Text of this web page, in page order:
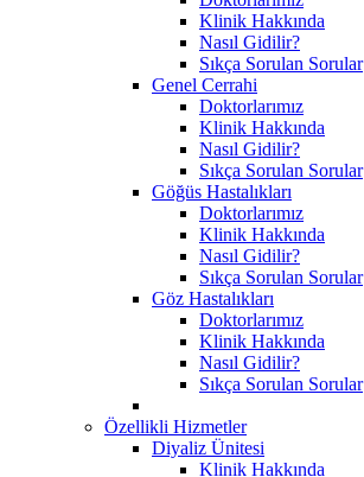
Klinik Hakkında
Nasıl Gidilir?
Sıkça Sorulan Sorular
Genel Cerrahi
Doktorlarımız
Klinik Hakkında
Nasıl Gidilir?
Sıkça Sorulan Sorular
Göğüs Hastalıkları
Doktorlarımız
Klinik Hakkında
Nasıl Gidilir?
Sıkça Sorulan Sorular
Göz Hastalıkları
Doktorlarımız
Klinik Hakkında
Nasıl Gidilir?
Sıkça Sorulan Sorular
Özellikli Hizmetler
Diyaliz Ünitesi
Klinik Hakkında